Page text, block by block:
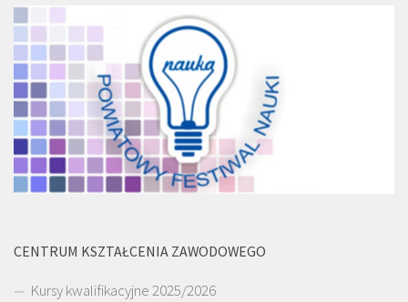
CENTRUM KSZTAŁCENIA ZAWODOWEGO
Kursy kwalifikacyjne 2025/2026